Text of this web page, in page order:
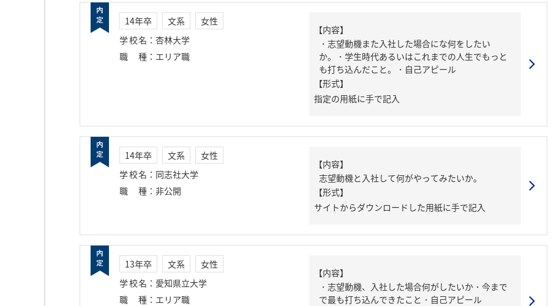
14年卒 文系
女性
学校名 ： 杏林大学
職種 ： エリア職
【内容】
・志望動機また入社した場合にな何をしたい
か。・学生時代あるいはこれまでの人生でもっと
も打ち込んだこと。・自己アピール
【形式】
指定の用紙に手で記入
14年卒 文系
女性
学校名 ： 同志社大学
職種 ： 非公開
【内容】
志望動機と入社して何がやってみたいか。
【形式】
サイトからダウンロードした用紙に手で記入
13年卒 文系
女性
学校名 ： 愛知県立大学
職種 ： エリア職
【内容】
・志望動機、入社した場合何がしたいか・今まで
で最も打ち込んできたこと・自己アピール